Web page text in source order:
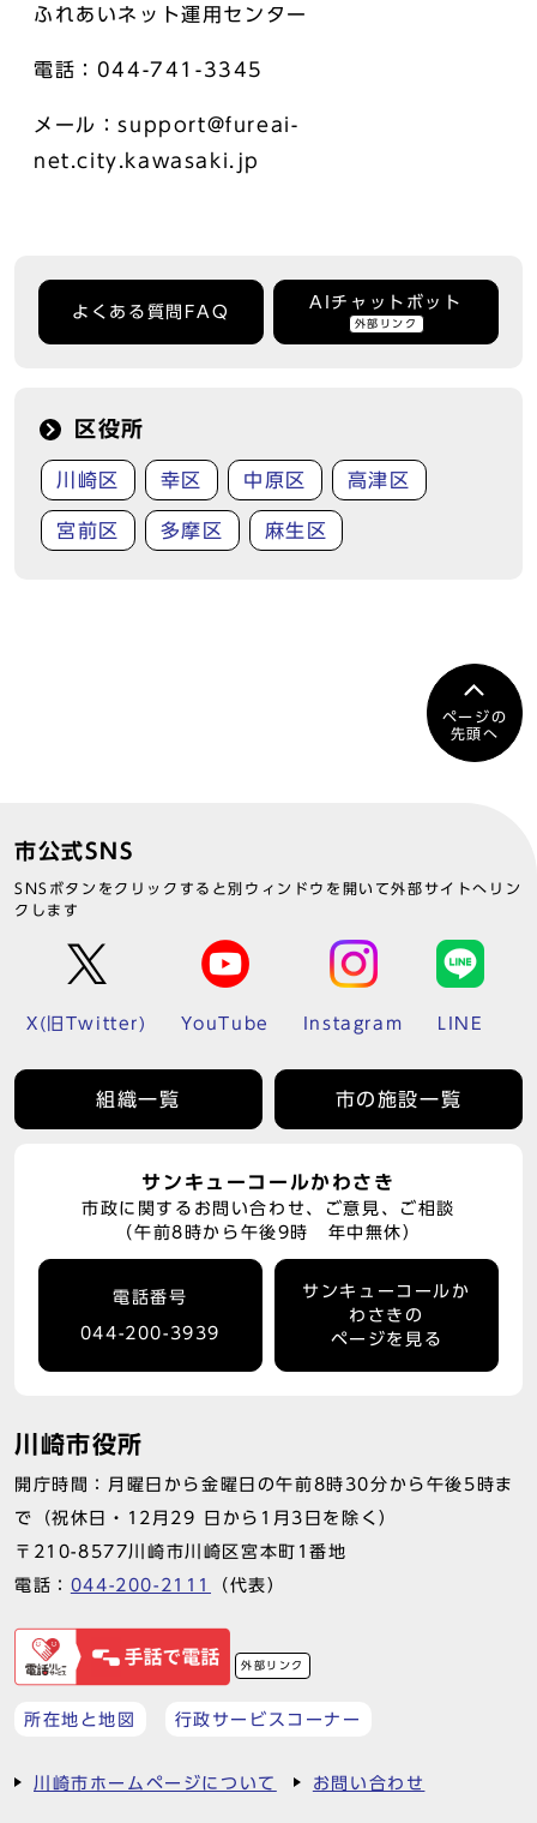
ふれあいネット運用センター
電話：044-741-3345
メール：support@fureai-
net.city.kawasaki.jp
よくある質問FAQ
AIチャットボット
外部リンク
区役所
川崎区 幸区 中原区 高津区
宮前区 多摩区 麻生区
ページの
先頭へ
市公式SNS
SNSボタンをクリックすると別ウィンドウを開いて外部サイトへリン
クします
X(旧Twitter) YouTube Instagram LINE
組織一覧 市の施設一覧
サンキューコールかわさき
市政に関するお問い合わせ、ご意見、ご相談
（午前8時から午後9時 年中無休）
電話番号
044-200-3939
サンキューコールか
わさきの
ページを見る
川崎市役所
開庁時間：月曜日から金曜日の午前8時30分から午後5時ま
で（祝休日・12月29 日から1月3日を除く）
〒210-8577川崎市川崎区宮本町1番地
電話： 044-200-2111 （代表）
外部リンク
所在地と地図 行政サービスコーナー
川崎市ホームページについて お問い合わせ